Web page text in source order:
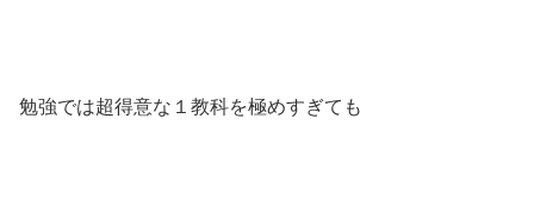
勉強では超得意な１教科を極めすぎても